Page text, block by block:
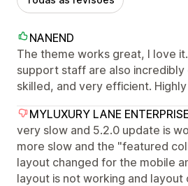
NANEND
The theme works great, I love
support staff are also incredibly
skilled, and very efficient.
MYLUXURY LANE
very slow and 5.2.0 update is
more slow and the "featured
layout changed for the mobile
layout is not working and